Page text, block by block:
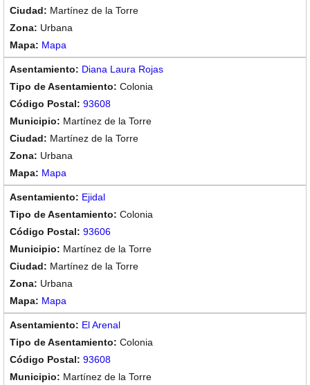
Martínez de la Torre
Urbana
Mapa
Diana Laura Rojas
Colonia
93608
Martínez de la Torre
Martínez de la Torre
Urbana
Mapa
Ejidal
Colonia
93606
Martínez de la Torre
Martínez de la Torre
Urbana
Mapa
El Arenal
Colonia
93608
Martínez de la Torre